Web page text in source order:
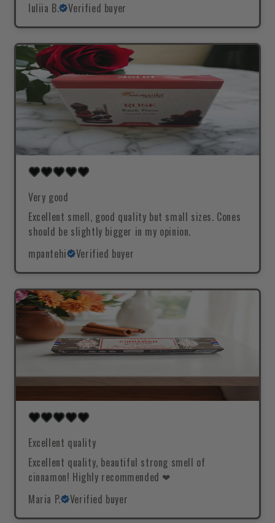
Iuliia B.
Verified buyer
Very good
Excellent smell, good quality but small sizes. Cones
should be slightly bigger in my opinion.
mpantehi
Verified buyer
Excellent quality
Excellent quality, beautiful strong smell of
cinnamon! Highly recommended ❤
Maria P.
Verified buyer